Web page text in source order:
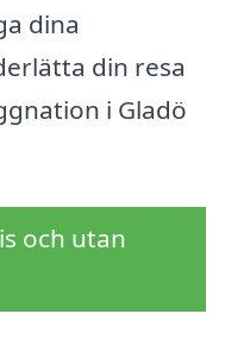
dina
din resa
i Gladö
och utan